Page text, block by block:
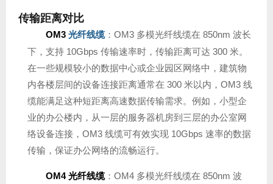
传输距离对比
OM3 光纤线缆：OM3 多模光纤线缆在 850nm 波长
下，支持 10Gbps 传输速率时，传输距离可达 300 米。
在一些规模较小的数据中心或企业园区网络中，建筑物
内各楼层间的设备连接距离通常在 300 米以内，OM3 线
缆能满足这种短距离高速数据传输需求。例如，小型企
业的办公楼内，从一层的服务器机房到三层的办公室网
络设备连接，OM3 线缆可有效实现 10Gbps 速率的数据
传输，保证办公网络的流畅运行。
OM4 光纤线缆：OM4 多模光纤线缆在 850nm 波